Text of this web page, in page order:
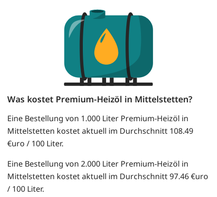
Was kostet Premium-Heizöl in Mittelstetten?
Eine Bestellung von 1.000 Liter Premium-Heizöl in
Mittelstetten kostet aktuell im Durchschnitt 108.49
€uro / 100 Liter.
Eine Bestellung von 2.000 Liter Premium-Heizöl in
Mittelstetten kostet aktuell im Durchschnitt 97.46 €uro
/ 100 Liter.